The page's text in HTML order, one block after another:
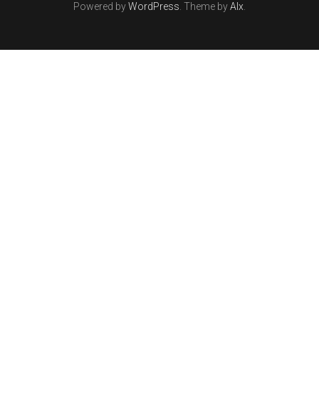
Powered byWordPress . Theme byAlx